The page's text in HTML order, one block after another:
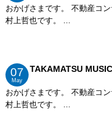
おかげさまです。 不動産コ
村上哲也です。 ...
07
May
TAKAMATSU
おかげさまです。 不動産コ
村上哲也です。 ...